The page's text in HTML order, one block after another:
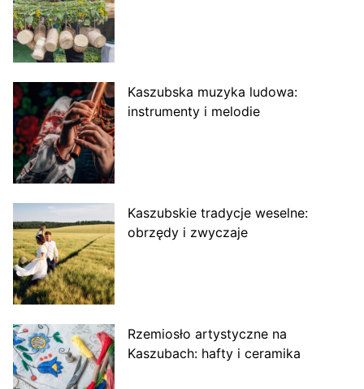
Kaszubska muzyka ludowa:
instrumenty i melodie
Kaszubskie tradycje weselne:
obrzędy i zwyczaje
Rzemiosło artystyczne na
Kaszubach: hafty i ceramika